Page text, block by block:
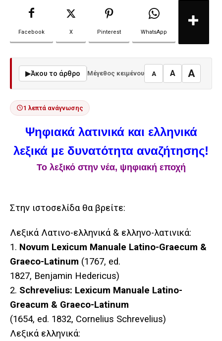
Facebook X Pinterest WhatsApp
▶Άκου το άρθρο Μέγεθος κειμένου A A A
1 λεπτά ανάγνωσης
Ψηφιακά λατινικά και ελληνικά
λεξικά με δυνατότητα αναζήτησης!
Το λεξικό στην νέα, ψηφιακή εποχή
Στην ιστοσελίδα θα βρείτε:
Λεξικά Λατινο-ελληνικά & ελληνο-λατινικά:
1. Novum Lexicum Manuale Latino-Graecum &
Graeco-Latinum (1767, ed.
1827, Benjamin Hedericus)
2. Schrevelius: Lexicum Manuale Latino-
Greacum & Graeco-Latinum
(1654, ed. 1832, Cornelius Schrevelius)
Λεξικά ελληνικά: